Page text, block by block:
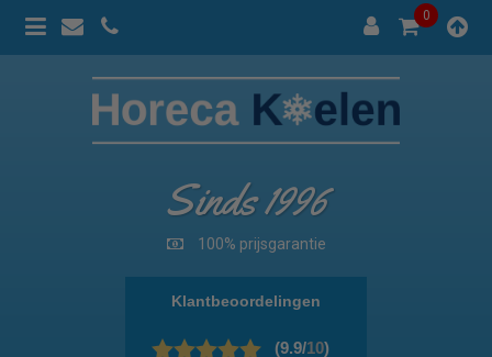
0
Sinds 1996
100% prijsgarantie